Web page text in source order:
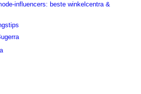
influencers: beste winkelcentra &